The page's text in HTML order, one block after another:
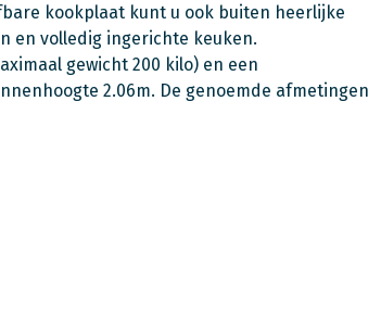
kookplaat kunt u ook buiten heerlijke
en volledig ingerichte keuken.
gewicht 200 kilo) en een
2.06m. De genoemde afmetingen